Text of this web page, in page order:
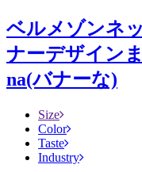
ベルメゾンネ
ナーデザイン
na(バナーな)
Size
Color
Taste
Industry